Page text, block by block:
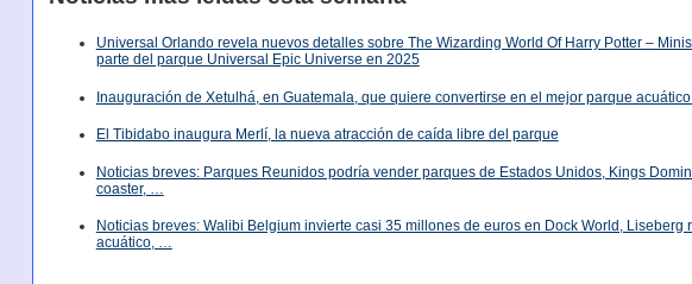
Universal Orlando revela nuevos detalles sobre The Wizarding World Of Harry Potter –
parte del parque Universal Epic Universe en 2025
Inauguración de Xetulhá, en Guatemala, que quiere convertirse en el mejor parque
El Tibidabo inaugura Merlí, la nueva atracción de caída libre del parque
Noticias breves: Parques Reunidos podría vender parques de Estados Unidos, Kings
coaster, …
Noticias breves: Walibi Belgium invierte casi 35 millones de euros en Dock World, Liseberg
acuático, …